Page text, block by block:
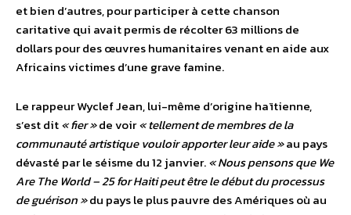
et bien d’autres, pour participer à cette chanson
caritative qui avait permis de récolter 63 millions de
dollars pour des œuvres humanitaires venant en aide aux
Africains victimes d’une grave famine.
Le rappeur Wyclef Jean, lui-même d’origine haïtienne,
s’est dit« fier »de voir« tellement de membres de la
communauté artistique vouloir apporter leur aide »au pays
dévasté par le séisme du 12 janvier.« Nous pensons que We
Are The World – 25 for Haiti peut être le début du processus
de guérison »du pays le plus pauvre des Amériques où au